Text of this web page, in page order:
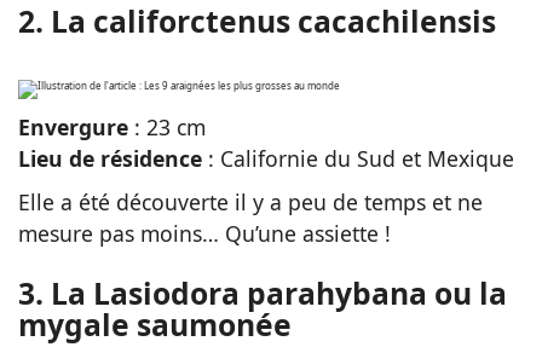
2. La califorctenus cacachilensis
Envergure : 23 cm
Lieu de résidence : Californie du Sud et Mexique
Elle a été découverte il y a peu de temps et ne
mesure pas moins… Qu’une assiette !
3. La Lasiodora parahybana ou la
mygale saumonée